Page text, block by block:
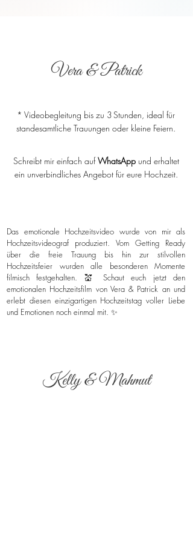
Vera & Patrick
* Videobegleitung bis zu 3 Stunden, ideal für
standesamtliche Trauungen oder kleine Feiern.
Schreibt mir einfach aufWhatsAppund erhaltet
ein unverbindliches Angebot für eure Hochzeit.
Das emotionale Hochzeitsvideo wurde von mir als
Hochzeitsvideograf produziert. Vom Getting Ready
über die freie Trauung bis hin zur stilvollen
Hochzeitsfeier wurden alle besonderen Momente
filmisch festgehalten. 💒 Schaut euch jetzt den
emotionalen Hochzeitsfilm von Vera & Patrick an und
erlebt diesen einzigartigen Hochzeitstag voller Liebe
und Emotionen noch einmal mit. ✨
Kelly & Mahmut